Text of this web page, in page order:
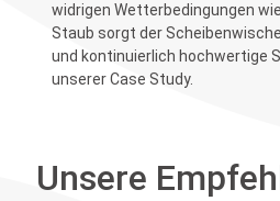
widrigen Wetterbedingungen
Staub sorgt der
und kontinuierlich hochwertige
unsererCase Study.
Unsere